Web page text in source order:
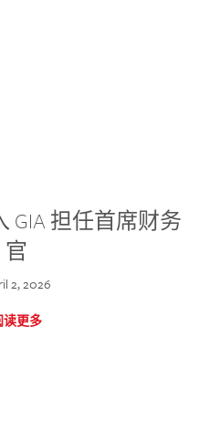
GIA 担任首席财务
官
2, 2026
读更多